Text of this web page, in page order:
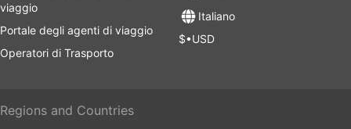
viaggio
Portale degli agenti di viaggio
Operatori di Trasporto
Italiano
$•USD
Regions and Countries